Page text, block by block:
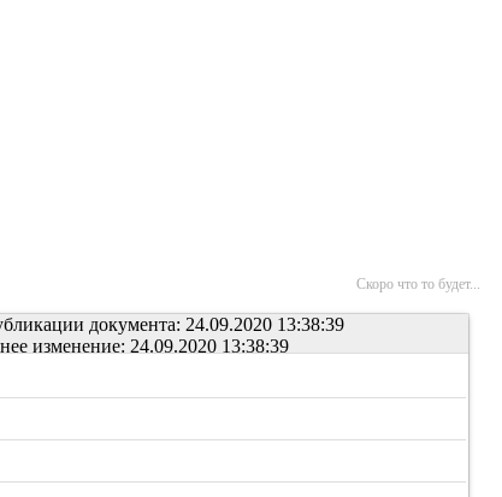
Скоро что то будет...
документа: 24.09.2020 13:38:39
изменение: 24.09.2020 13:38:39